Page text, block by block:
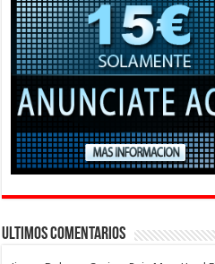
Ultimos Comentarios